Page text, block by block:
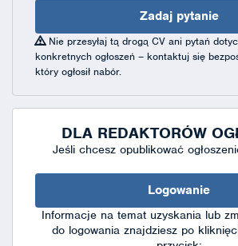
Zadaj pytanie
Nie przesyłaj tą drogą CV ani pytań
konkretnych ogłoszeń – kontaktuj się
który ogłosił nabór.
DLA REDAKTORÓW
Jeśli chcesz opublikować
Logowanie
Informacje na temat uzyskania lub
do logowania znajdziesz po